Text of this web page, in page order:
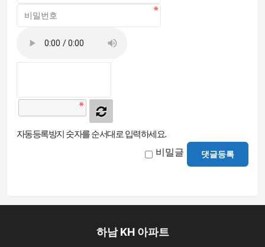
자동등록방지 숫자를 순서대로 입력하세요.
비밀글 댓글등록
하남 KH 아파트